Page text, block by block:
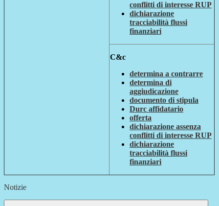
conflitti di interesse RUP
dichiarazione
tracciabilità flussi
finanziari
C&c
determina a contrarre
determina di
aggiudicazione
documento di stipula
Durc affidatario
offerta
dichiarazione assenza
conflitti di interesse RUP
dichiarazione
tracciabilità flussi
finanziari
Notizie